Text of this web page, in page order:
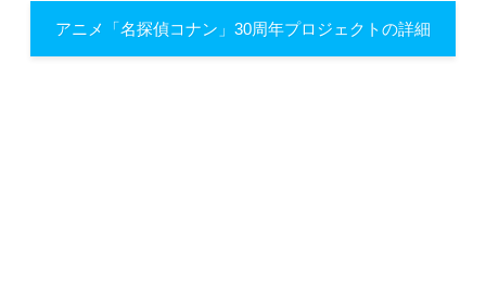
アニメ「名探偵コナン」30周年プロジェクトの詳細